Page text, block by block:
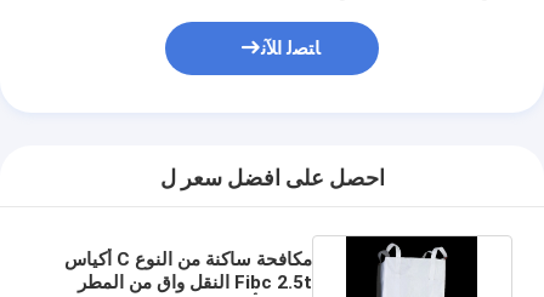
ﺎﺘﺼﻟ ﺍﻶﻧ
احصل على افضل سعر ل
مكافحة ساكنة من النوع C أكياس
Fibc 2.5t النقل واق من المطر